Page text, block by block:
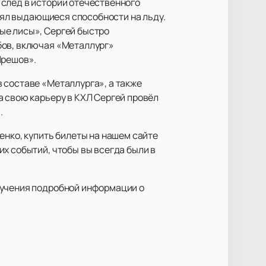
выдающиеся способности на льду.
лисы», Сергей быстро
включая «Металлург»
«Металлурга», а также
свою карьеру в КХЛ Сергей провёл
купить билеты на нашем сайте
событий, чтобы вы всегда были в
подробной информации о